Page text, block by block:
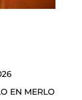
EN MERLO